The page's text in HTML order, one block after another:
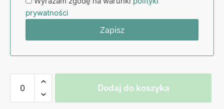
prywatności
Koszulka
czarna
Dodaj do koszyka